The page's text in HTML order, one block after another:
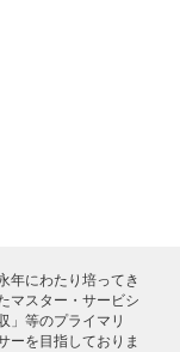
年にわたり培ってき
マスター・サービシ
」等のプライマリ
ーを目指しておりま